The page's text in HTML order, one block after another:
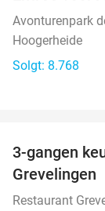
Avonturenpark
Hoogerheide
Solgt: 8.768
3-gangen
Grevelingen
Restaurant